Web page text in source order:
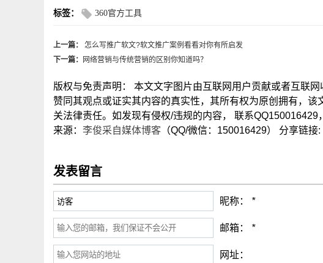
标签： 360官方工具
上一篇：
怎么写推广软文?软文推广案例看看对你有所启发
下一篇：
网络营销与传统营销的区别你知道吗？
版权与免责声明： 本文文字图片由互联网用户贡献或者互联
赞同其观点或证实其内容的真实性，其所有权为原创拥有，
关法律责任。如发现有侵权/违规的内容， 联系QQ150016429
来源： 李俊采自媒体博客 （QQ/微信：150016429） 分享链接:
发表留言
昵称： *
邮箱： *
网址：